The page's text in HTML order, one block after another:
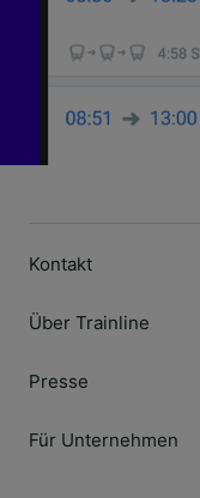
Kontakt
Über Trainline
Presse
Für Unternehmen